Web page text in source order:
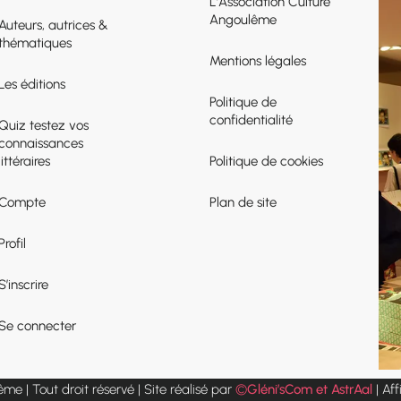
autrices &
éditions
testez vos
connecter
Angoulême
Mentions légales
Politique de
confidentialité
Politique de cookies
Plan de site
| Tout droit réservé | Site réalisé par ©Gléni’sCom et AstrAal |